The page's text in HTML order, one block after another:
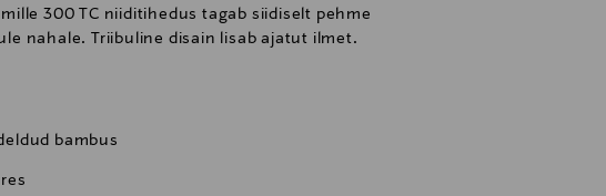
300 TC niiditihedus tagab siidiselt pehme
nahale. Triibuline disain lisab ajatut ilmet.
bambus